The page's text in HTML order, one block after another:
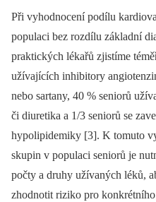
Při vyhodnocení podílu
populaci bez rozdílu základní
praktických lékařů zjistíme
užívajících inhibitory
nebo sartany, 40 % seniorů
či diuretika a 1/3 seniorů se
hypolipidemiky [3]. K tomuto
skupin v populaci seniorů je
počty a druhy užívaných léků,
zhodnotit riziko pro konkrétního